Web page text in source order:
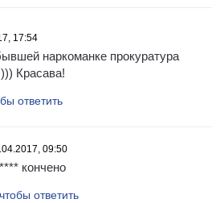
17:54
наркоманке прокуратура
Красава!
ответить
09:50
кончено
ответить